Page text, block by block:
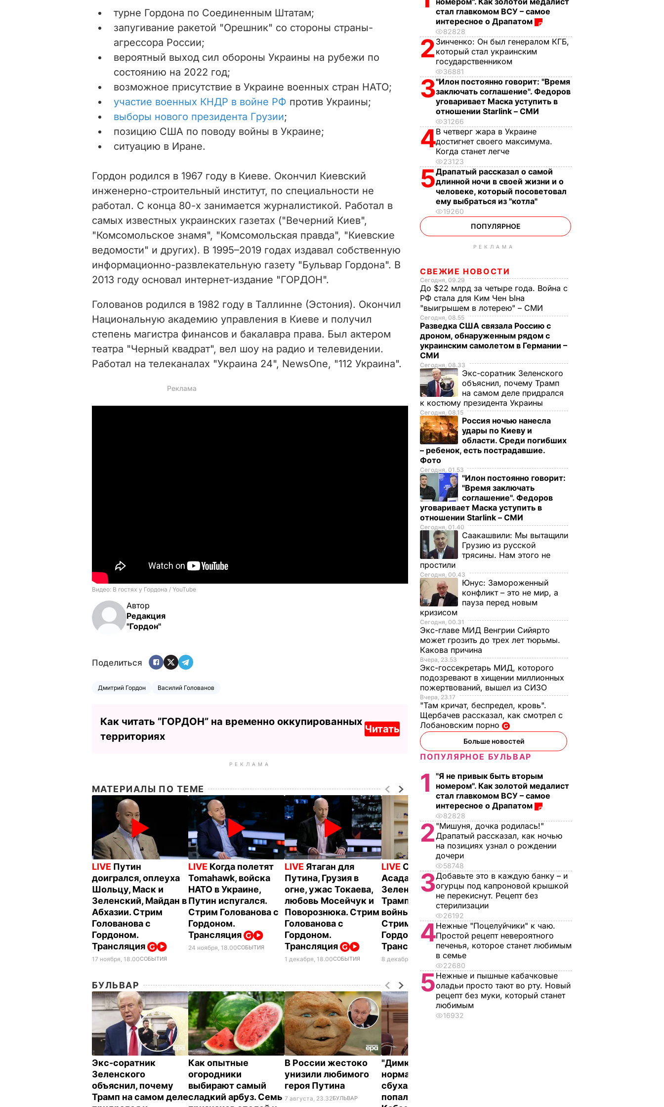
i
o
турне Гордона по Соединенным Штатам;
запугивание ракетой "Орешник" со стороны страны-
агрессора России;
вероятный выход сил обороны Украины на рубежи по
состоянию на 2022 год;
возможное присутствие в Украине военных стран НАТО;
участие военных КНДР в войне РФ против Украины;
выборы нового президента Грузии;
позицию США по поводу войны в Украине;
ситуацию в Иране.
Гордон родился в 1967 году в Киеве. Окончил Киевский
инженерно-строительный институт, по специальности не
работал. С конца 80-х занимается журналистикой. Работал в
самых известных украинских газетах ("Вечерний Киев",
"Комсомольское знамя", "Комсомольская правда", "Киевские
ведомости" и других). В 1995–2019 годах издавал собственную
информационно-развлекательную газету "Бульвар Гордона". В
2013 году основал интернет-издание "ГОРДОН".
Голованов родился в 1982 году в Таллинне (Эстония). Окончил
Национальную академию управления в Киеве и получил
степень магистра финансов и бакалавра права. Был актером
театра "Черный квадрат", вел шоу на радио и телевидении.
Работал на телеканалах "Украина 24", NewsOne, "112 Украина".
Автор
Редакция
"Гордон"
Поделиться
Дмитрий Гордон Василий Голованов
Как читать ”ГОРДОН” на временно оккупированных
территориях
Читать
РЕКЛАМА
МАТЕРИАЛЫ ПО ТЕМЕ
LIVE Путин
доигрался, оплеуха
Шольцу, Маск и
Зеленский, Майдан в
Абхазии. Стрим
Голованова с
Гордоном.
Трансляция
17 ноября, 18.00СОБЫТИЯ
LIVE Когда полетят
Tomahawk, войска
НАТО в Украине,
Путин испугался.
Стрим Голованова с
Гордоном.
Трансляция
24 ноября, 18.00СОБЫТИЯ
LIVE Ятаган для
Путина, Грузия в
огне, ужас Токаева,
любовь Мосейчук и
Поворознюка. Стрим
Голованова с
Гордоном.
Трансляция
1 декабря, 18.00СОБЫТИЯ
LIVE Свержение
Асада, встреча
Зеленского и
Трампа, окончание
войны в этом году.
Стрим Голованова с
Гордоном.
Трансляция
8 декабря, 18.00 СОБЫТИЯ
БУЛЬВАР
Экс-соратник
Зеленского
объяснил, почему
Трамп на самом деле
Как опытные
огородники
выбирают самый
сладкий арбуз. Семь
В России жестоко
унизили любимого
героя Путина
7 августа, 23.32БУЛЬВАР
"Димка был вроде
нормальный, пока не
сбухался". В сеть
попали снимки
стал главкомом ВСУ – самое
интересное о Драпатом
82828
2 Зинченко: Он был генералом КГБ,
который стал украинским
государственником
36881
3"Илон постоянно говорит: "Время
заключать соглашение". Федоров
уговаривает Маска уступить в
отношении Starlink – СМИ
31266
4В четверг жара в Украине
достигнет своего максимума.
Когда станет легче
23123
5Драпатый рассказал о самой
длинной ночи в своей жизни и о
человеке, который посоветовал
ему выбраться из "котла"
19260
ПОПУЛЯРНОЕ
РЕКЛАМА
СВЕЖИЕ НОВОСТИ
Сегодня, 09.29
До $22 млрд за четыре года. Война с
РФ стала для Ким Чен Ына
"выигрышем в лотерею" – СМИ
Сегодня, 08.55
Разведка США связала Россию с
дроном, обнаруженным рядом с
украинским самолетом в Германии –
СМИ
Сегодня, 08.33
Экс-соратник Зеленского
объяснил, почему Трамп
на самом деле придрался
к костюму президента Украины
Сегодня, 08.15
Россия ночью нанесла
удары по Киеву и
области. Среди погибших
– ребенок, есть пострадавшие.
Фото
Сегодня, 01.53
"Илон постоянно говорит:
"Время заключать
соглашение". Федоров
уговаривает Маска уступить в
отношении Starlink – СМИ
Сегодня, 01.40
Саакашвили: Мы вытащили
Грузию из русской
трясины. Нам этого не
простили
Сегодня, 00.43
Юнус: Замороженный
конфликт – это не мир, а
пауза перед новым
кризисом
Сегодня, 00.31
Экс-главе МИД Венгрии Сийярто
может грозить до трех лет тюрьмы.
Какова причина
Вчера, 23.53
Экс-госсекретарь МИД, которого
подозревают в хищении миллионных
пожертвований, вышел из СИЗО
Вчера, 23.17
"Там кричат, беспредел, кровь".
Щербачев рассказал, как смотрел с
Лобановским порно
Больше новостей
ПОПУЛЯРНОЕ БУЛЬВАР
1
"Я не привык быть вторым
номером". Как золотой медалист
стал главкомом ВСУ – самое
интересное о Драпатом
82828
2 "Мишуня, дочка родилась!"
Драпатый рассказал, как ночью
на позициях узнал о рождении
дочери
58748
3Добавьте это в каждую банку – и
огурцы под капроновой крышкой
не перекиснут. Рецепт без
стерилизации
26192
4Нежные "Поцелуйчики" к чаю.
Простой рецепт невероятного
печенья, которое станет любимым
в семье
22680
5Нежные и пышные кабачковые
оладьи просто тают во рту. Новый
рецепт без муки, который станет
любимым
16932